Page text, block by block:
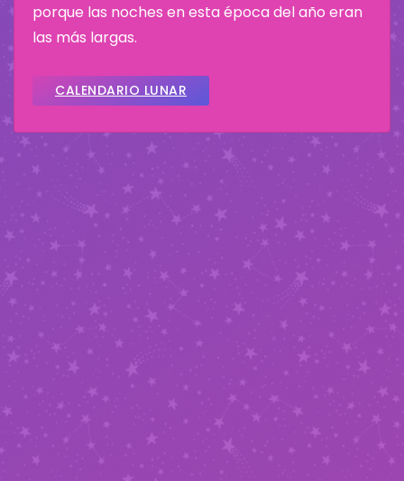
porque las noches en esta época del año eran
las más largas.
CALENDARIO LUNAR